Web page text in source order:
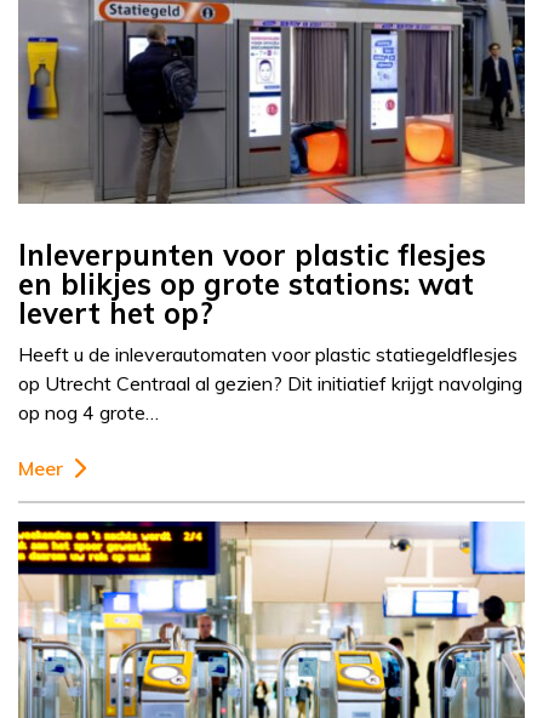
Inleverpunten voor plastic flesjes
en blikjes op grote stations: wat
levert het op?
Heeft u de inleverautomaten voor plastic statiegeldflesjes
op Utrecht Centraal al gezien? Dit initiatief krijgt navolging
op nog 4 grote…
Meer